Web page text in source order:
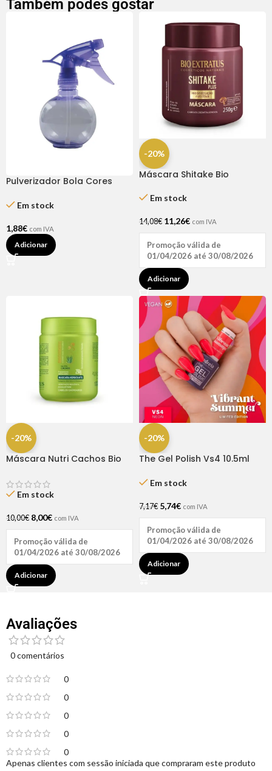
Também podes gostar
Pulverizador Bola Cores
Em stock
1,88€ com IVA
Adicionar
-20%
Máscara Shitake Bio
Em stock
14,08€ 11,26€ com IVA
Promoção válida de
01/04/2026 até 30/08/2026
Adicionar
-20%
Máscara Nutri Cachos Bio
Em stock
10,00€ 8,00€ com IVA
Promoção válida de
01/04/2026 até 30/08/2026
Adicionar
-20%
The Gel Polish Vs4 10.5ml
Em stock
7,17€ 5,74€ com IVA
Promoção válida de
01/04/2026 até 30/08/2026
Adicionar
Avaliações
0 comentários
0
0
0
0
0
Apenas clientes com sessão iniciada que compraram este produto